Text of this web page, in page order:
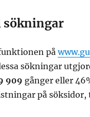
sökningar
på
sökningar
909 gånger eller
på